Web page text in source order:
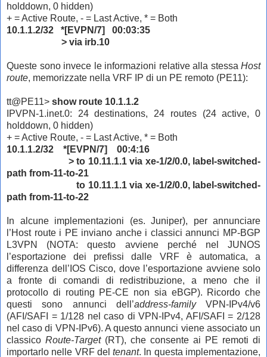
holddown, 0 hidden)
+ = Active Route, - = Last Active, * = Both
10.1.1.2/32 *[EVPN/7] 00:03:35
> via irb.10
Queste sono invece le informazioni relative alla stessa Host
route, memorizzate nella VRF IP di un PE remoto (PE11):
tt@PE11> show route 10.1.1.2
IPVPN-1.inet.0: 24 destinations, 24 routes (24 active, 0
holddown, 0 hidden)
+ = Active Route, - = Last Active, * = Both
10.1.1.2/32 *[EVPN/7] 00:4:16
> to 10.11.1.1 via xe-1/2/0.0, label-switched-
path from-11-to-21
to 10.11.1.1 via xe-1/2/0.0, label-switched-
path from-11-to-22
In alcune implementazioni (es. Juniper), per annunciare
l’Host route i PE inviano anche i classici annunci MP-BGP
L3VPN (NOTA: questo avviene perché nel JUNOS
l’esportazione dei prefissi dalle VRF è automatica, a
differenza dell’IOS Cisco, dove l’esportazione avviene solo
a fronte di comandi di redistribuzione, a meno che il
protocollo di routing PE-CE non sia eBGP). Ricordo che
questi sono annunci dell’address-familyVPN-IPv4/v6
(AFI/SAFI = 1/128 nel caso di VPN-IPv4, AFI/SAFI = 2/128
nel caso di VPN-IPv6). A questo annunci viene associato un
classico Route-Target(RT), che consente ai PE remoti di
importarlo nelle VRF deltenant. In questa implementazione,